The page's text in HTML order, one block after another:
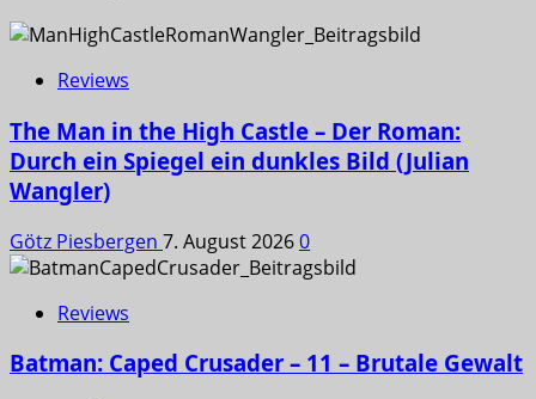
Reviews
The Man in the High Castle – Der Roman:
Durch ein Spiegel ein dunkles Bild (Julian
Wangler)
Götz Piesbergen 7. August 20260
Reviews
Batman: Caped Crusader – 11 – Brutale Gewalt